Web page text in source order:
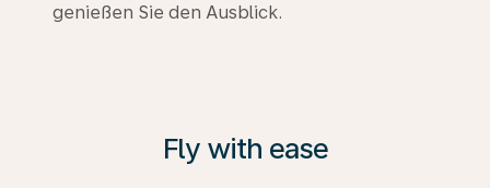
genießen Sie den Ausblick.
Fly with ease